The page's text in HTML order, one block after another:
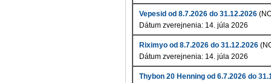
Vepesid od 8.7.2026 do 31.12.2026
Dátum zverejnenia: 14. júla 2026
Riximyo od 8.7.2026 do 31.12.2026
Dátum zverejnenia: 14. júla 2026
Thybon 20 Henning od 6.7.2026 do